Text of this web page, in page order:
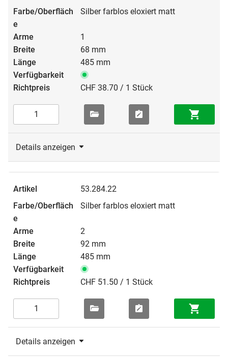
Silber farblos eloxiert matt
1
68 mm
485 mm
CHF 38.70 / 1 Stück
Details anzeigen
53.284.22
Silber farblos eloxiert matt
2
92 mm
485 mm
CHF 51.50 / 1 Stück
Details anzeigen